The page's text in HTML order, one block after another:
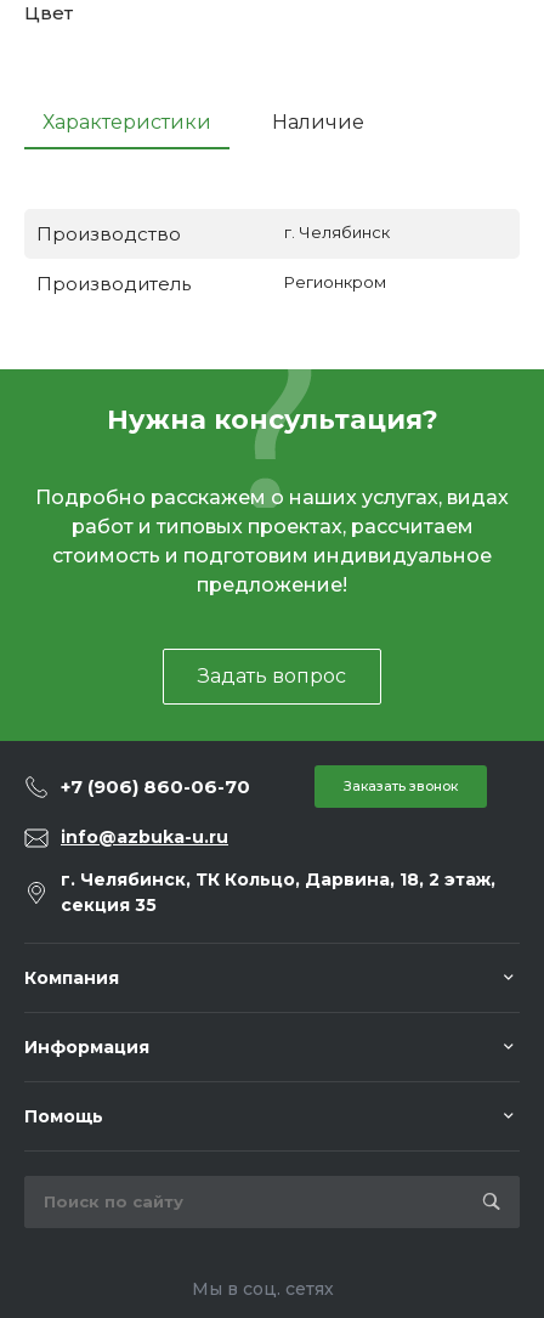
Цвет
Характеристики Наличие
Производство г. Челябинск
Производитель Регионкром
Нужна консультация?
Подробно расскажем о наших услугах, видах
работ и типовых проектах, рассчитаем
стоимость и подготовим индивидуальное
предложение!
Задать вопрос
+7 (906) 860-06-70 Заказать звонок
info@azbuka-u.ru
г. Челябинск, ТК Кольцо, Дарвина, 18, 2 этаж,
секция 35
Компания
Информация
Помощь
Мы в соц. сетях